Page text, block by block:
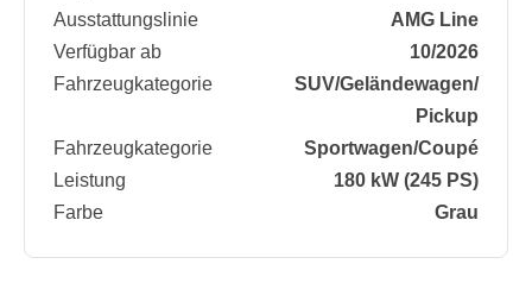
Ausstattungslinie
AMG Line
Verfügbar ab
10/2026
Fahrzeugkategorie
SUV/​Geländewagen/​
Pickup
Fahrzeugkategorie
Sportwagen/​Coupé
Leistung
180 kW (245 PS)
Farbe
Grau